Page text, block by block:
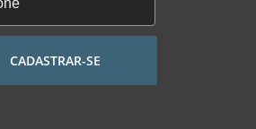
CADASTRAR-SE